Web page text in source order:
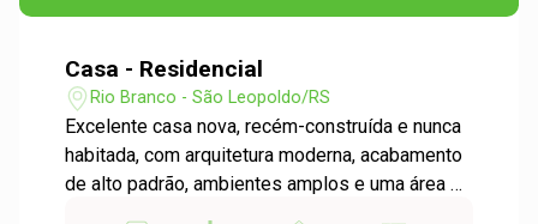
Casa - Residencial
Rio Branco - São Leopoldo/RS
Excelente casa nova, recém-construída e nunca
habitada, com arquitetura moderna, acabamento
de alto padrão, ambientes amplos e uma área de